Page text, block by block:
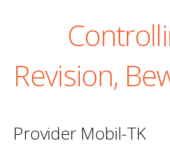
Revision,
Provider Mobil-TK